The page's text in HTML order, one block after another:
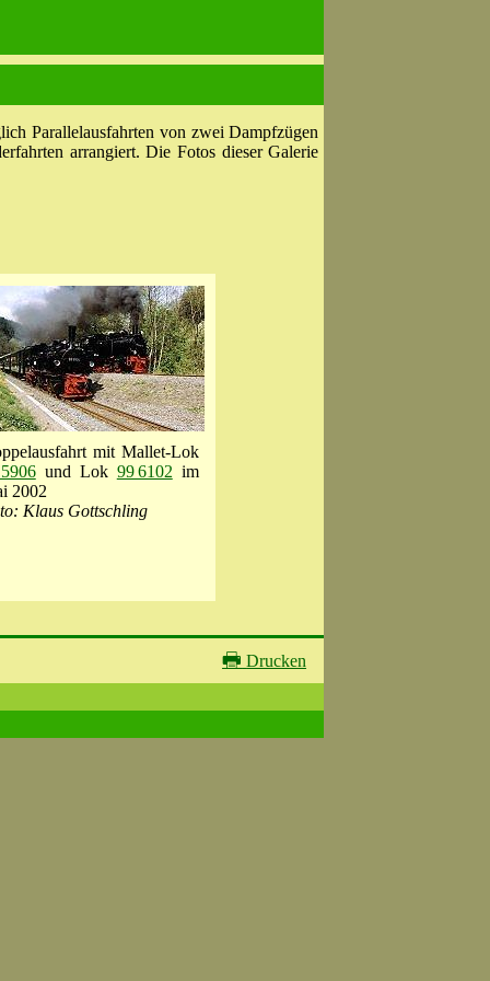
Parallelausfahrten von zwei Dampfzügen
arrangiert. Die Fotos dieser Galerie
mit Mallet-Lok
und Lok 99 6102 im
2002
Klaus Gottschling
🖶 Drucken